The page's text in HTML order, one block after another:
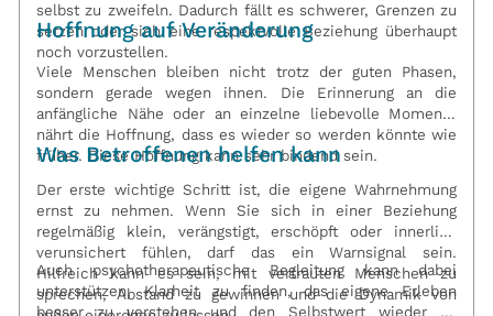
selbst zu zweifeln. Dadurch fällt es schwerer, Grenzen zu
setzen oder sich eine respektvolle Beziehung überhaupt
noch vorzustellen.
Hoffnung auf Veränderung
Viele Menschen bleiben nicht trotz der guten Phasen,
sondern gerade wegen ihnen. Die Erinnerung an die
anfängliche Nähe oder an einzelne liebevolle Momente
nährt die Hoffnung, dass es wieder so werden könnte wie
früher. Diese Hoffnung kann sehr bindend sein.
Was Betroffenen helfen kann
Der erste wichtige Schritt ist, die eigene Wahrnehmung
ernst zu nehmen. Wenn Sie sich in einer Beziehung
regelmäßig klein, verängstigt, erschöpft oder innerlich
verunsichert fühlen, darf das ein Warnsignal sein.
Hilfreich kann es sein, mit vertrauten Menschen zu
sprechen, Abstand zu gewinnen und die Dynamik von
Auch psychotherapeutische Begleitung kann dabei
unterstützen, Klarheit zu finden, das eigene Erleben
besser zu verstehen und den Selbstwert wieder zu